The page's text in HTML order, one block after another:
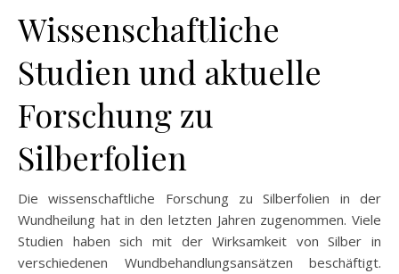
Wissenschaftliche
Studien und aktuelle
Forschung zu
Silberfolien
Die wissenschaftliche Forschung zu Silberfolien in der
Wundheilung hat in den letzten Jahren zugenommen. Viele
Studien haben sich mit der Wirksamkeit von Silber in
verschiedenen Wundbehandlungsansätzen beschäftigt.